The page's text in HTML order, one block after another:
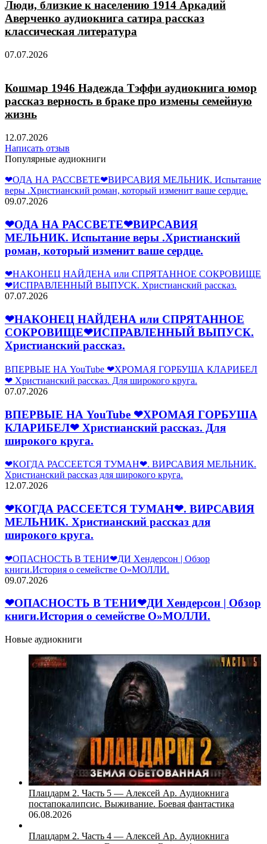
Люди, близкие к населению 1914 Аркадий
Аверченко аудиокнига сатира рассказ
классическая литература
07.07.2026
Кошмар 1946 Надежда Тэффи аудиокнига юмор
рассказ верность в браке про измены семейную
жизнь
12.07.2026
Написать отзыв
Популярные аудиокниги
❤ОДА НА РАССВЕТЕ❤ВИРСАВИЯ МЕЛЬНИК. Испытание
веры .Христианский роман, который изменит ваше сердце.
09.07.2026
❤ОДА НА РАССВЕТЕ❤ВИРСАВИЯ
МЕЛЬНИК. Испытание веры .Христианский
роман, который изменит ваше сердце.
❤НАКОНЕЦ НАЙДЕНА или СПРЯТАННОЕ СОКРОВИЩЕ
❤ИСПРАВЛЕННЫЙ ВЫПУСК. Христианский рассказ.
07.07.2026
❤НАКОНЕЦ НАЙДЕНА или СПРЯТАННОЕ
СОКРОВИЩЕ❤ИСПРАВЛЕННЫЙ ВЫПУСК.
Христианский рассказ.
ВПЕРВЫЕ НА YouTube ❤ХРОМАЯ ГОРБУША КЛАРИБЕЛ
❤ Христианский рассказ. Для широкого круга.
07.07.2026
ВПЕРВЫЕ НА YouTube ❤ХРОМАЯ ГОРБУША
КЛАРИБЕЛ❤ Христианский рассказ. Для
широкого круга.
❤КОГДА РАССЕЕТСЯ ТУМАН❤. ВИРСАВИЯ МЕЛЬНИК.
Христианский рассказ для широкого круга.
12.07.2026
❤КОГДА РАССЕЕТСЯ ТУМАН❤. ВИРСАВИЯ
МЕЛЬНИК. Христианский рассказ для
широкого круга.
❤ОПАСНОСТЬ В ТЕНИ❤ДИ Хендерсон | Обзор
книги.История о семействе О»МОЛЛИ.
09.07.2026
❤ОПАСНОСТЬ В ТЕНИ❤ДИ Хендерсон | Обзор
книги.История о семействе О»МОЛЛИ.
Новые аудиокниги
Плацдарм 2. Часть 5 — Алексей Ар. Аудиокнига
постапокалипсис. Выживание. Боевая фантастика
06.08.2026
Плацдарм 2. Часть 4 — Алексей Ар. Аудиокнига